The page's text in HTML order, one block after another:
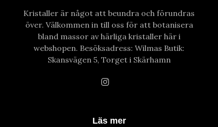
Kristaller är något att beundra och förundras
över. Välkommen in till oss för att botanisera
bland massor av härliga kristaller här i
webshopen. Besöksadress: Wilmas Butik:
Skansvägen 5, Torget i Skärhamn
Läs mer